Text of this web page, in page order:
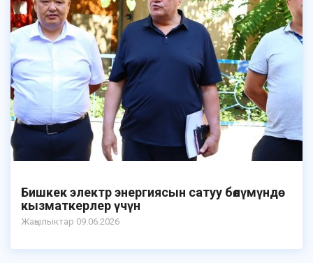
Бишкек электр энергиясын сатуу бөлүмүндө
кызматкерлер үчүн
Жаңылыктар 09.06.2026